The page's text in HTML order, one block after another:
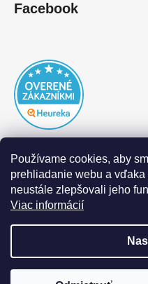
Používame cookies, aby
prehliadanie webu a
neustále zlepšovali jeho
Viac informácií
Facebook